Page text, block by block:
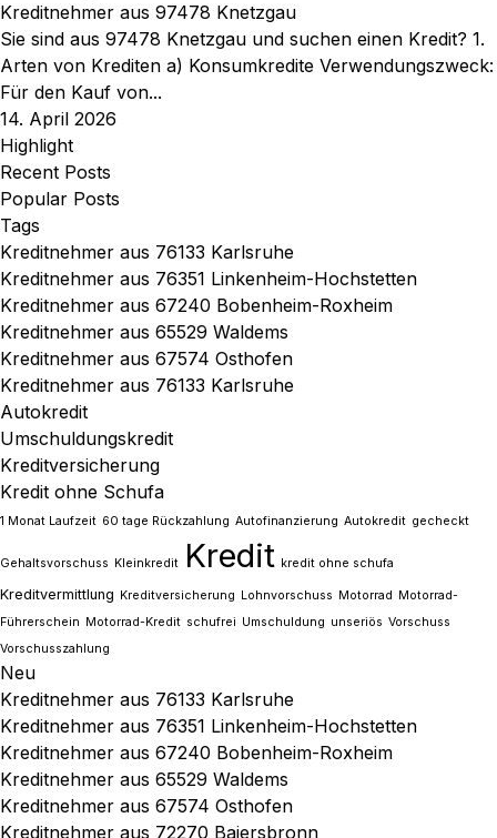
Kreditnehmer aus 97478 Knetzgau
Sie sind aus 97478 Knetzgau und suchen einen Kredit? 1.
Arten von Krediten a) Konsumkredite Verwendungszweck:
Für den Kauf von...
14. April 2026
Highlight
Recent Posts
Popular Posts
Tags
Kreditnehmer aus 76133 Karlsruhe
Kreditnehmer aus 76351 Linkenheim-Hochstetten
Kreditnehmer aus 67240 Bobenheim-Roxheim
Kreditnehmer aus 65529 Waldems
Kreditnehmer aus 67574 Osthofen
Kreditnehmer aus 76133 Karlsruhe
Autokredit
Umschuldungskredit
Kreditversicherung
Kredit ohne Schufa
1 Monat Laufzeit 60 tage Rückzahlung Autofinanzierung Autokredit gecheckt
Gehaltsvorschuss Kleinkredit Kredit kredit ohne schufa
Kreditvermittlung Kreditversicherung Lohnvorschuss Motorrad Motorrad-
Führerschein Motorrad-Kredit schufrei Umschuldung unseriös Vorschuss
Vorschusszahlung
Neu
Kreditnehmer aus 76133 Karlsruhe
Kreditnehmer aus 76351 Linkenheim-Hochstetten
Kreditnehmer aus 67240 Bobenheim-Roxheim
Kreditnehmer aus 65529 Waldems
Kreditnehmer aus 67574 Osthofen
Kreditnehmer aus 72270 Baiersbronn